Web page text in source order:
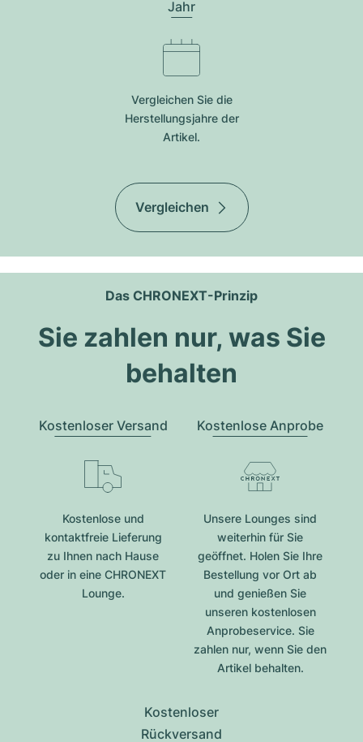
Jahr
Vergleichen Sie die
Herstellungsjahre der
Artikel.
Vergleichen
Das CHRONEXT-Prinzip
Sie zahlen nur, was Sie
behalten
Kostenloser Versand
Kostenlose und
kontaktfreie Lieferung
zu Ihnen nach Hause
oder in eine CHRONEXT
Lounge.
Kostenlose Anprobe
Unsere Lounges sind
weiterhin für Sie
geöffnet. Holen Sie Ihre
Bestellung vor Ort ab
und genießen Sie
unseren kostenlosen
Anprobeservice. Sie
zahlen nur, wenn Sie den
Artikel behalten.
Kostenloser
Rückversand